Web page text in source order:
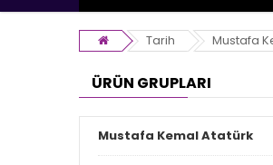
Tarih Mustafa
ÜRÜN GRUPLARI
Mustafa Kemal Atatürk